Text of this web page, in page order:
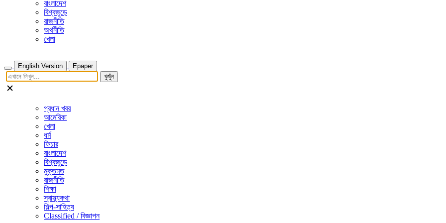
বাংলাদেশ
বিশ্বজুড়ে
রাজনীতি
অর্থনীতি
খেলা
English Version
Epaper
খুজুঁন
প্রধান খবর
আমেরিকা
খেলা
ধর্ম
ফিচার
বাংলাদেশ
বিশ্বজুড়ে
মুক্তমত
রাজনীতি
শিক্ষা
স্বাস্থ্যকথা
শিল্প-সাহিত্য
Classified / বিজ্ঞাপন